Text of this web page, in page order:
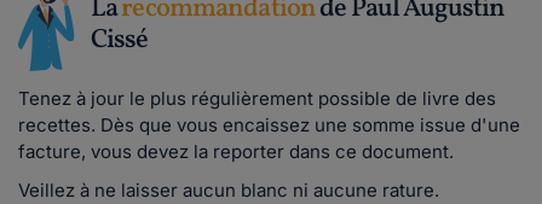
Larecommandationde Paul Augustin
Cissé
Tenez à jour le plus régulièrement possible de livre des
recettes. Dès que vous encaissez une somme issue d'une
facture, vous devez la reporter dans ce document.
Veillez à ne laisser aucun blanc ni aucune rature.